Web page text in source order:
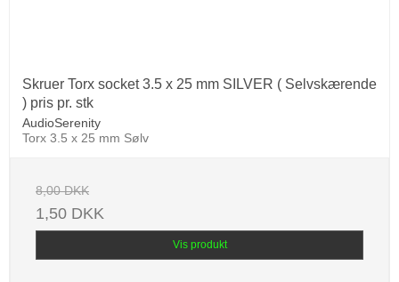
Skruer Torx socket 3.5 x 25 mm SILVER ( Selvskærende
) pris pr. stk
AudioSerenity
Torx 3.5 x 25 mm Sølv
8,00 DKK
1,50 DKK
Vis produkt